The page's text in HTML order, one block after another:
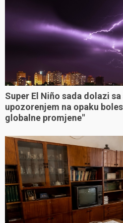
Super El Niño sada dolazi
upozorenjem na opaku
globalne promjene"